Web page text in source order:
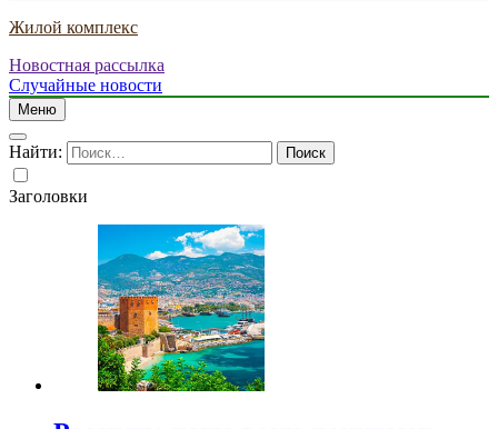
Жилой комплекс
Новостная рассылка
Случайные новости
Меню
Найти:
Заголовки